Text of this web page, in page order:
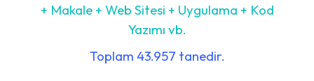
+ Makale + Web Sitesi + Uygulama + Kod
Yazımı vb.
Toplam 43.957 tanedir.